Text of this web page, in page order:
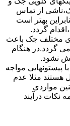
از تماس
بهتر است
گردد.
مختلف جک باعث
گردد.در هنگام
نشود.
پیستونهایی مواجه
مثلا عدم
مواردی
نکات درآیند